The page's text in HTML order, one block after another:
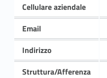
Cellulare aziendale
Email
Indirizzo
Struttura/Afferenza